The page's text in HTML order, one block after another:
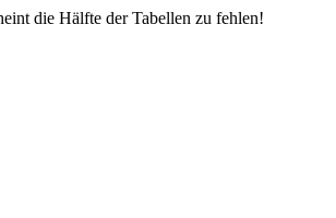
die Hälfte der Tabellen zu fehlen!